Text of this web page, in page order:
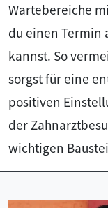
Wartebereiche
du einen Termin
kannst. So
sorgst für eine
positiven
der
wichtigen